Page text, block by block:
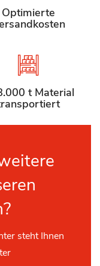
Optimierte
t Material
steht Ihnen